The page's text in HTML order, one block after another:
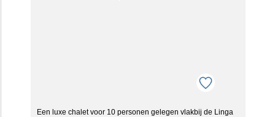
Een luxe chalet voor 10 personen gelegen vlakbij de Linga